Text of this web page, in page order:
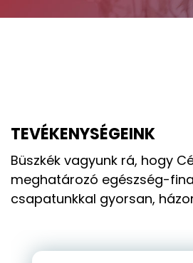
TEVÉKENYSÉGEINK
Büszkék vagyunk rá, hogy
meghatározó egészség-
csapatunkkal gyorsan,